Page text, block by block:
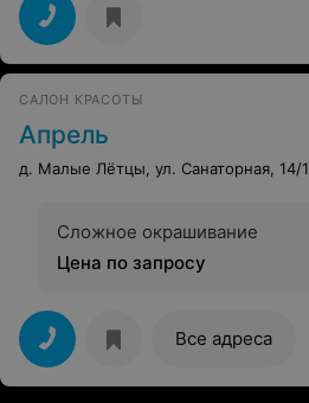
САЛОН КРАСОТЫ
Апрель
д. Малые Лётцы, ул. Санаторная, 14/1
Сложное окрашивание
Цена по запросу
Все адреса